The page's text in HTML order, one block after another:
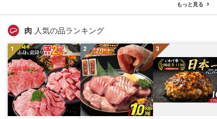
日用品 消耗品 備蓄 送
無料 静岡県 富士宮市
もっと見る
肉 人気の品ランキング
1 2 3